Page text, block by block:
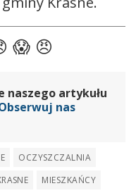
naszego artykułu
nas
OCZYSZCZALNIA
MIESZKAŃCY